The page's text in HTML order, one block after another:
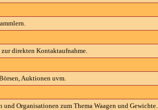
zur direkten Kontaktaufnahme.
Auktionen uvm.
und Organisationen zum Thema Waagen und Gewichte.